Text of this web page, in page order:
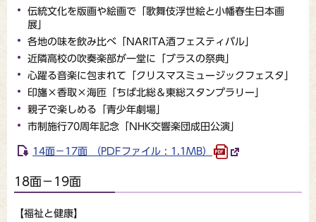
伝統文化を版画や絵画で「歌舞伎浮世絵と小幡春生日本画
展」
各地の味を飲み比べ「NARITA酒フェスティバル」
近隣高校の吹奏楽部が一堂に「ブラスの祭典」
心躍る音楽に包まれて「クリスマスミュージックフェスタ」
印旛×香取×海匝「ちば北総＆東総スタンプラリー」
親子で楽しめる「青少年劇場」
市制施行70周年記念「NHK交響楽団成田公演」
14面－17面 （PDFファイル : 1.1MB）
18面－19面
【福祉と健康】